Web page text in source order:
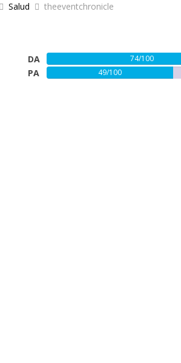
Salud theeventchronicle
DA 74/100
PA 49/100